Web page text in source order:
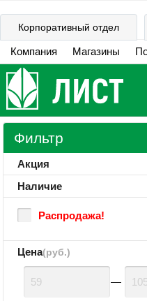
Корпоративный отдел
Компания Магазины
Фильтр
Акция
Наличие
Распродажа!
Цена(руб.)
—